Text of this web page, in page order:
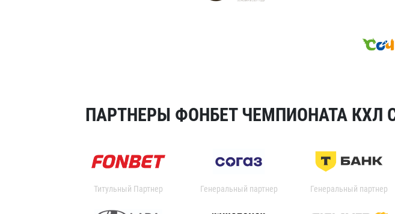
ПАРТНЕРЫ ФОНБЕТ ЧЕМПИОНАТА КХЛ
Титульный Партнер Генеральный партнер Генеральный партнер